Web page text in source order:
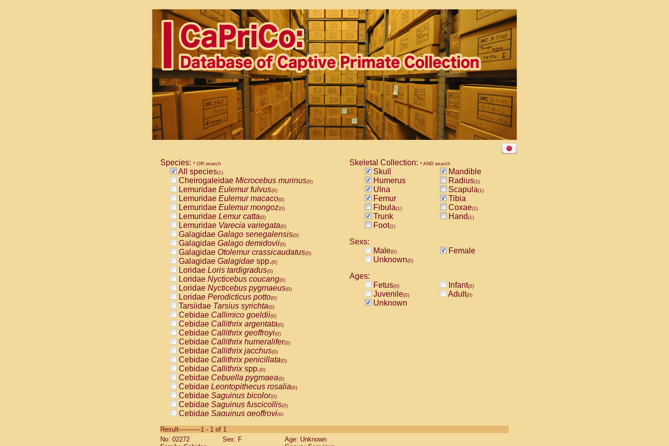
Species: * OR search
All species(1)
Cheirogaleidae Microcebus murinus(0)
Lemuridae Eulemur fulvus(0)
Lemuridae Eulemur macaco(0)
Lemuridae Eulemur mongoz(0)
Lemuridae Lemur catta(0)
Lemuridae Varecia variegata(0)
Galagidae Galago senegalensis(0)
Galagidae Galago demidovii(0)
Galagidae Otolemur crassicaudatus(0)
Galagidae Galagidae spp.(0)
Loridae Loris tardigradus(0)
Loridae Nycticebus coucang(0)
Loridae Nycticebus pygmaeus(0)
Loridae Perodicticus potto(0)
Tarsiidae Tarsius syrichta(0)
Cebidae Callimico goeldii(0)
Cebidae Callithrix argentata(0)
Cebidae Callithrix geoffroyi(0)
Cebidae Callithrix humeralifer(0)
Cebidae Callithrix jacchus(0)
Cebidae Callithrix penicillata(0)
Cebidae Callithrixspp.(0)
Cebidae Cebuella pygmaea(0)
Cebidae Leontopithecus rosalia(0)
Cebidae Saguinus bicolor(0)
Cebidae Saguinus fuscicollis(0)
Cebidae Saguinus geoffroyi(0)
CebidaeSaguinus labiatus(0)
Cebidae Saguinus leucopus (0)
Skeletal Collection: * AND search
Skull
Mandible
Humerus
Radius(1)
Ulna Scapula(1)
Femur
Tibia
Fibula(1) Coxae(1)
Trunk Hand(1)
Foot(1)
Sexs:
Male(0)
Female
Unknown(0)
Ages:
Fetus(0) Infant(0)
Juvenile(0) Adult(0)
Unknown
Result-----------1 - 1 of 1
No: 02272
Sex: F
Age: Unknown